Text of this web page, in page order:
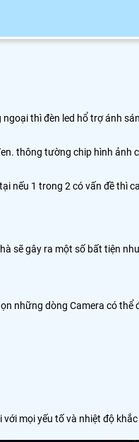
thì đèn led hổ trợ ánh
thông tường chip hình ảnh
nếu 1 trong 2 có vấn đề thì
sẽ gây ra một số bất tiện
những dòng Camera có thể
mọi yếu tố và nhiệt độ